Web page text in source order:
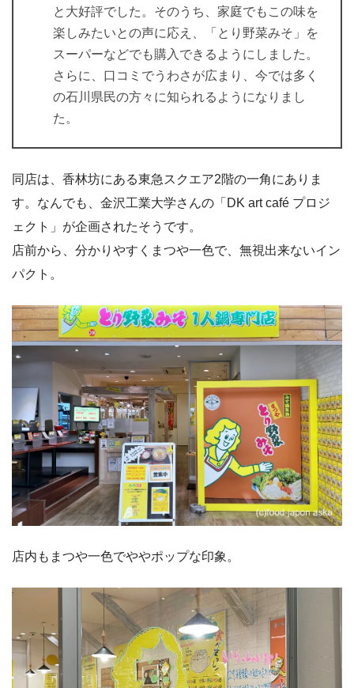
と大好評でした。そのうち、家庭でもこの味を
楽しみたいとの声に応え、「とり野菜みそ」を
スーパーなどでも購入できるようにしました。
さらに、口コミでうわさが広まり、今では多く
の石川県民の方々に知られるようになりまし
た。
同店は、香林坊にある東急スクエア2階の一角にありま
す。なんでも、金沢工業大学さんの「DK art café プロジ
ェクト」が企画されたそうです。
店前から、分かりやすくまつや一色で、無視出来ないイン
パクト。
店内もまつや一色でややポップな印象。